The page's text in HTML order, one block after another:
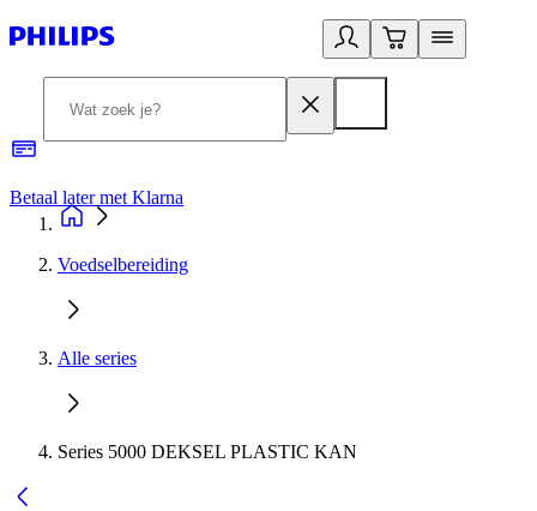
Betaal later met Klarna
Voedselbereiding
Alle series
Series 5000 DEKSEL PLASTIC KAN